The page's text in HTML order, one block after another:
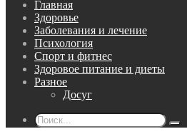
Главная
Здоровье
Заболевания и лечение
Психология
Спорт и фитнес
Здоровое питание и диеты
Разное
Досуг